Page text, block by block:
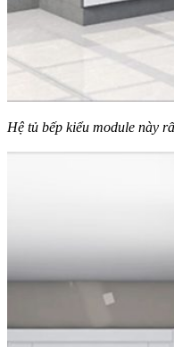
Hệ tủ bếp kiểu module này